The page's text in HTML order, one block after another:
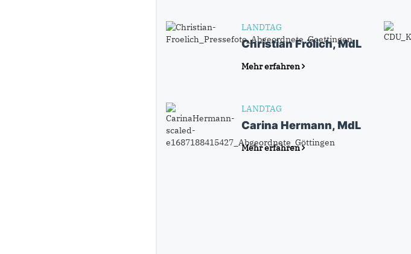
LANDTAG
Christian Frölich, MdL
Mehr erfahren
LANDTAG
Carina Hermann, MdL
Mehr erfahren